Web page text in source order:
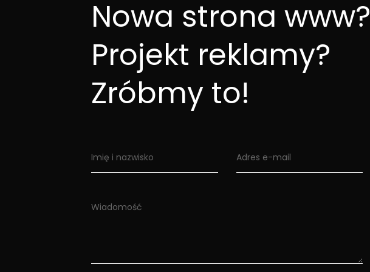
Nowa strona www?
Projekt reklamy?
Zróbmy to!